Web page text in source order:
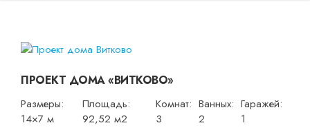
ПРОЕКТ ДОМА «ВИТКОВО»
Размеры:
14×7 м
Площадь:
92,52 м2
Комнат:
3
Ванных:
2
Гаражей:
1